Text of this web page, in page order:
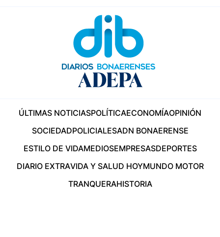
ÚLTIMAS NOTICIASPOLÍTICAECONOMÍAOPINIÓN
SOCIEDADPOLICIALESADN BONAERENSE
ESTILO DE VIDAMEDIOSEMPRESASDEPORTES
DIARIO EXTRAVIDA Y SALUD HOYMUNDO MOTOR
TRANQUERAHISTORIA